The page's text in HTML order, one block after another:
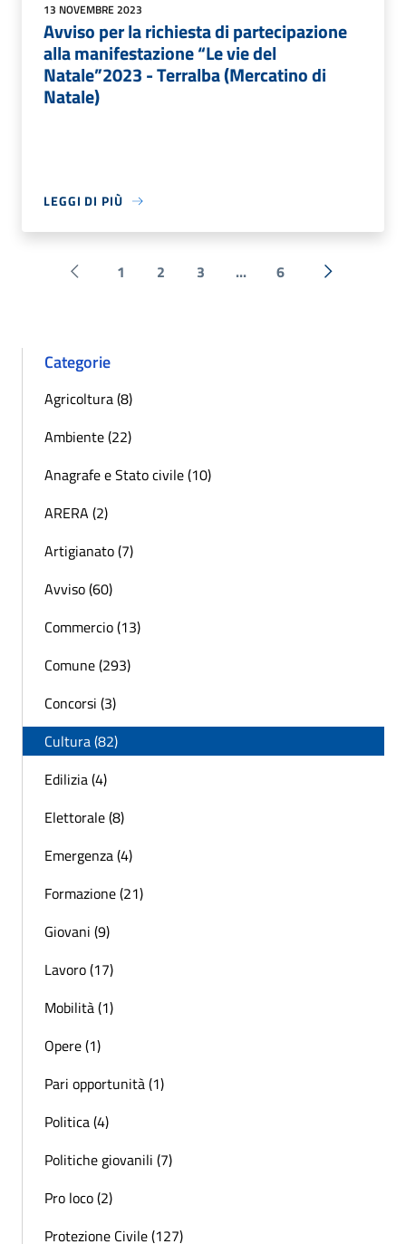
13 NOVEMBRE 2023
Avviso per la richiesta di partecipazione
alla manifestazione “Le vie del
Natale”2023 - Terralba (Mercatino di
Natale)
LEGGI DI PIÙ
Pagina precedente
1 2 3 ... 6 Successiva
Categorie
Agricoltura (8)
Ambiente (22)
Anagrafe e Stato civile (10)
ARERA (2)
Artigianato (7)
Avviso (60)
Commercio (13)
Comune (293)
Concorsi (3)
Cultura (82)
Edilizia (4)
Elettorale (8)
Emergenza (4)
Formazione (21)
Giovani (9)
Lavoro (17)
Mobilità (1)
Opere (1)
Pari opportunità (1)
Politica (4)
Politiche giovanili (7)
Pro loco (2)
Protezione Civile (127)